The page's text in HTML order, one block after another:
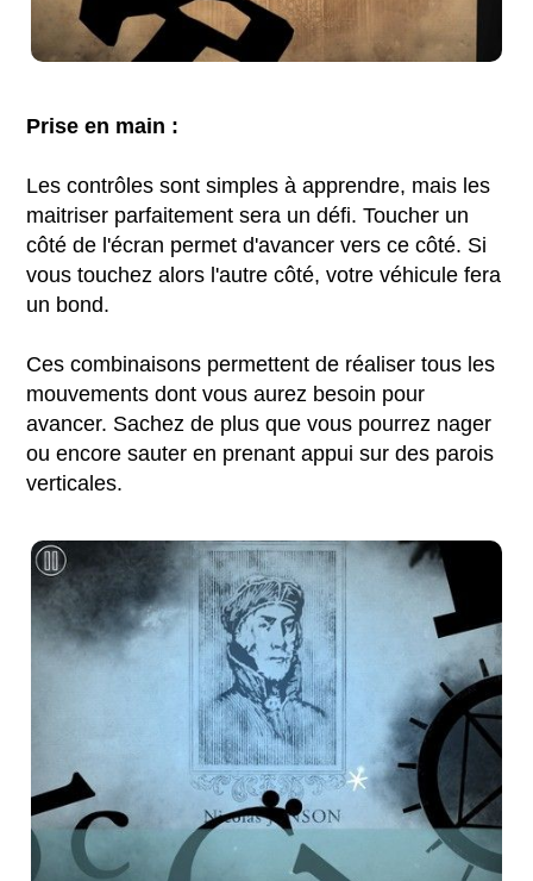
Prise en main :
Les contrôles sont simples à apprendre, mais les
maitriser parfaitement sera un défi. Toucher un
côté de l'écran permet d'avancer vers ce côté. Si
vous touchez alors l'autre côté, votre véhicule fera
un bond.
Ces combinaisons permettent de réaliser tous les
mouvements dont vous aurez besoin pour
avancer. Sachez de plus que vous pourrez nager
ou encore sauter en prenant appui sur des parois
verticales.